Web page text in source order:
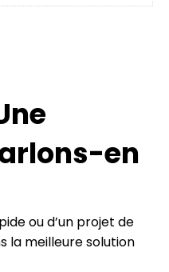
en
ou d’un projet de
la meilleure solution